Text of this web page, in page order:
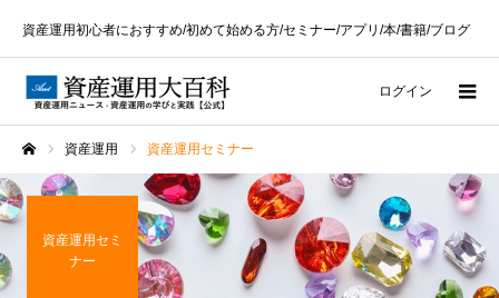
資産運用初心者におすすめ/初めて始める方/セミナー/アプリ/本/書籍/ブログ
ログイン
資産運用 資産運用セミナー
資産運用セミ
ナー